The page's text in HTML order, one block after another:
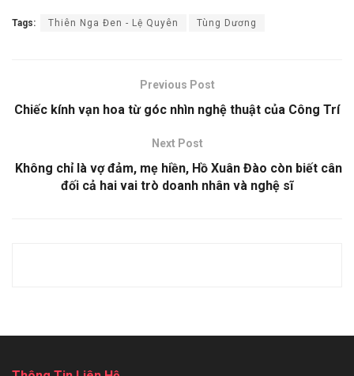
Tags: Thiên Nga Đen - Lệ Quyên Tùng Dương
Previous Post
Chiếc kính vạn hoa từ góc nhìn nghệ thuật của Công Trí
Next Post
Không chỉ là vợ đảm, mẹ hiền, Hồ Xuân Đào còn biết cân
đối cả hai vai trò doanh nhân và nghệ sĩ